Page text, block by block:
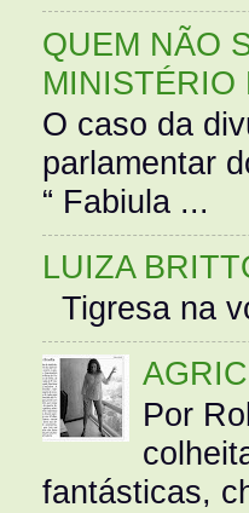
QUEM NÃO
MINISTÉRIO
O caso da
parlamentar
“ Fabiula ...
LUIZA
Tigresa na
Por
fantásticas,